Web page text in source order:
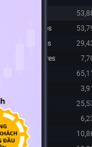
Dow 30 Futures
Nasdaq Futures
S&P 500 Futures
Hang Seng
KOSPI
FTSE 100